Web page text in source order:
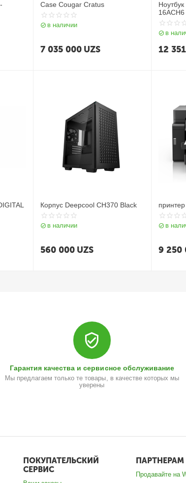
Case Cougar Cratus
в наличии
7 035 000 UZS
в
12
Корпус Deepcool CH370 Black
в наличии
560 000 UZS
в
9 250
Гарантия качества и сервисное обслуживание
Мы предлагаем только те товары, в качестве которых мы
уверены
ПОКУПАТЕЛЬСКИЙ
СЕРВИС
ПАРТНЕРАМ
Продавайте на